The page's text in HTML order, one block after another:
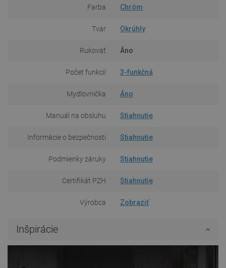
Farba Chróm
Tvar Okrúhly
Rukoväť Áno
Počet funkcií 3-funkčná
Mydlovnička Áno
Manuál na obsluhu Stiahnutie
Informácie o bezpečnosti Stiahnutie
Podmienky záruky Stiahnutie
Certifikát PZH Stiahnutie
Výrobca Zobraziť
Inšpirácie